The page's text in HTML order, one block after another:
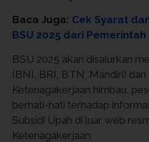
Baca Juga: Cek Syarat
BSU 2025 dari Pemerintah
BSU 2025 akan disalurkan
(BNI, BRI, BTN, Mandiri) dan
Ketenagakerjaan himbau,
berhati-hati terhadap
Subsidi Upah di luar web
Ketenagakerjaan.